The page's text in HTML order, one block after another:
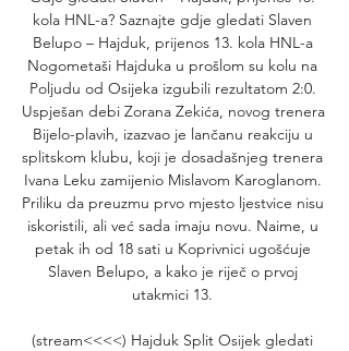
kola HNL-a? Saznajte gdje gledati Slaven
Belupo – Hajduk, prijenos 13. kola HNL-a
Nogometaši Hajduka u prošlom su kolu na
Poljudu od Osijeka izgubili rezultatom 2:0.
Uspješan debi Zorana Zekića, novog trenera
Bijelo-plavih, izazvao je lančanu reakciju u
splitskom klubu, koji je dosadašnjeg trenera
Ivana Leku zamijenio Mislavom Karoglanom.
Priliku da preuzmu prvo mjesto ljestvice nisu
iskoristili, ali već sada imaju novu. Naime, u
petak ih od 18 sati u Koprivnici ugošćuje
Slaven Belupo, a kako je riječ o prvoj
utakmici 13.
(stream<<<<) Hajduk Split Osijek gledati